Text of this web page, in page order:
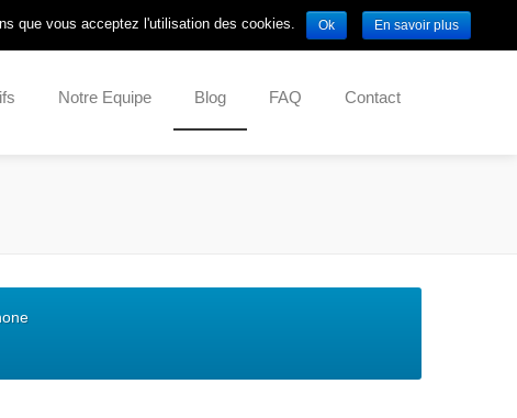
Notre Equipe Blog FAQ Contact
que vous acceptez l'utilisation des cookies. Ok En savoir plus